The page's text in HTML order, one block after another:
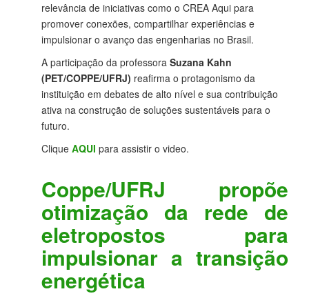
relevância de iniciativas como o CREA Aqui para
promover conexões, compartilhar experiências e
impulsionar o avanço das engenharias no Brasil.
A participação da professora Suzana Kahn
(PET/COPPE/UFRJ) reafirma o protagonismo da
instituição em debates de alto nível e sua contribuição
ativa na construção de soluções sustentáveis para o
futuro.
Clique AQUI para assistir o video.
Coppe/UFRJ propõe
otimização da rede de
eletropostos para
impulsionar a transição
energética